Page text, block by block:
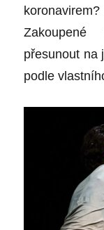
přesunout na
podle